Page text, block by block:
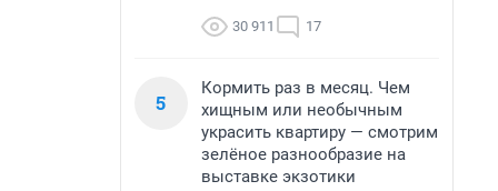
30 911 17
5
Кормить раз в месяц. Чем
хищным или необычным
украсить квартиру — смотрим
зелёное разнообразие на
выставке экзотики